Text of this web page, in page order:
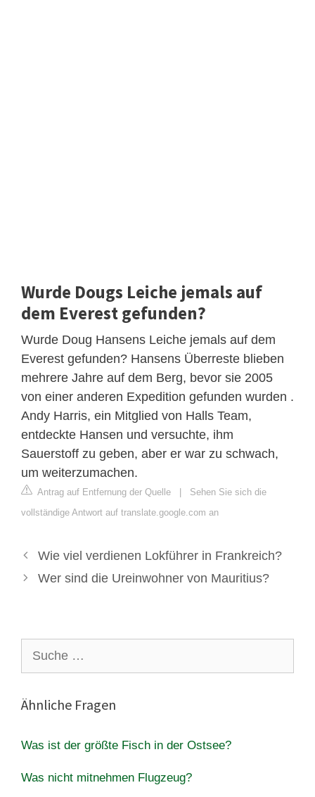
Wurde Dougs Leiche jemals auf
dem Everest gefunden?
Wurde Doug Hansens Leiche jemals auf dem
Everest gefunden? Hansens Überreste blieben
mehrere Jahre auf dem Berg, bevor sie 2005
von einer anderen Expedition gefunden wurden .
Andy Harris, ein Mitglied von Halls Team,
entdeckte Hansen und versuchte, ihm
Sauerstoff zu geben, aber er war zu schwach,
um weiterzumachen.
Antrag auf Entfernung der Quelle | Sehen Sie sich die
vollständige Antwort auf translate.google.com an
Wie viel verdienen Lokführer in Frankreich?
Wer sind die Ureinwohner von Mauritius?
nach:
Ähnliche Fragen
Was ist der größte Fisch in der Ostsee?
Was nicht mitnehmen Flugzeug?